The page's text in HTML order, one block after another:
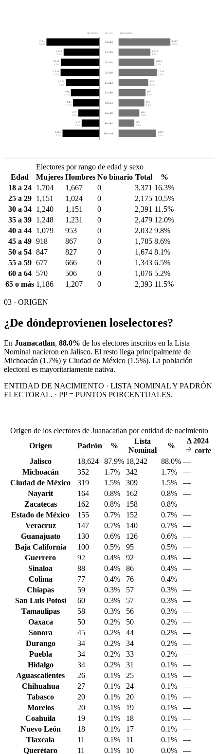
MUJERES EDAD HOMBRES
1,704
8.2%
1,667
8.0%
18 a 24
1,151
5.6%
1,024
4.9%
25 a 29
1,240
6.0%
1,151
5.6%
30 a 34
1,248
6.0%
1,231
5.9%
35 a 39
1,079
5.2%
953
4.6%
40 a 44
918
4.4%
867
4.2%
45 a 49
847
4.1%
827
4.0%
50 a 54
677
3.3%
666
3.2%
55 a 59
570
2.8%
506
2.4%
60 a 64
1,186
5.7%
1,207
5.8%
65 o más
Electores por rango de edad y sexo
Edad
Mujeres Hombres No binario Total
%
18 a 24
1,704 1,667 0 3,371 16.3%
25 a 29
1,151 1,024 0 2,175 10.5%
30 a 34
1,240 1,151 0 2,391 11.5%
35 a 39
1,248 1,231 0 2,479 12.0%
40 a 44
1,079 953 0 2,032 9.8%
45 a 49 918 867 0 1,785 8.6%
50 a 54 847 827 0 1,674 8.1%
55 a 59 677 666 0 1,343 6.5%
60 a 64
570 506 0 1,076 5.2%
65 o más 1,186 1,207 0 2,393 11.5%
03 · ORIGEN
¿De dóndeprovienen loselectores?
En Juanacatlan, 88.0% de los electores inscritos en la Lista
Nominal nacieron en Jalisco. El resto llega principalmente de
Michoacán (1.7%) y Ciudad de México (1.5%). La población
electoral es mayoritariamente nativa.
ENTIDAD DE NACIMIENTO · LISTA NOMINAL Y PADRÓN
ELECTORAL. · PP = PUNTOS PORCENTUALES.
Origen de los electores de Juanacatlan por entidad de nacimiento
Origen
Padrón %
Lista
Nominal
%
Δ2024
corte
Jalisco
18,624 87.9% 18,242 88.0% —
Michoacán
352 1.7% 342 1.7%
—
Ciudad de México
319 1.5% 309 1.5%
—
Nayarit
164 0.8% 162 0.8%
—
Zacatecas
162 0.8% 158 0.8%
—
Estado de México
155 0.7% 152 0.7%
—
Veracruz
147 0.7% 140 0.7%
—
Guanajuato
130 0.6% 126 0.6%
—
Baja California
100 0.5% 95 0.5%
—
Guerrero
92 0.4% 92 0.4%
—
Sinaloa
88 0.4% 86 0.4%
—
Colima
77 0.4% 76 0.4%
—
Chiapas
59 0.3% 57 0.3%
—
San Luis Potosí
60 0.3% 57 0.3%
—
Tamaulipas
58 0.3% 56 0.3%
—
Oaxaca
50 0.2% 50 0.2%
—
Sonora
45 0.2% 44 0.2%
—
Durango
34 0.2% 34 0.2%
—
Puebla
34 0.2% 33 0.2%
—
Hidalgo
34 0.2% 31 0.1%
—
Aguascalientes
26 0.1% 25 0.1%
—
Chihuahua
27 0.1% 24 0.1%
—
Tabasco
20 0.1% 20 0.1%
—
Morelos
20 0.1% 19 0.1%
—
Coahuila
19 0.1% 18 0.1%
—
Nuevo León
18 0.1% 17 0.1%
—
Tlaxcala
11 0.1% 11 0.1%
—
Querétaro
11 0.1% 10 0.0% —